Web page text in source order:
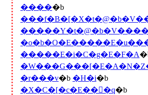
�����b
�����Y�t�@�b�V����
�����E�i�C�g�E�F�A
�r���v�b �H�i�b
�X�C�[�c�E���َq�b